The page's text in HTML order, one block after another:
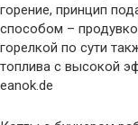
горение, принцип
способом –
горелкой по сути
топлива с высокой
eanok.de